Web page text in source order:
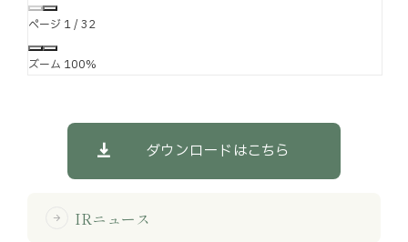
ページ 1/32
ズーム 100%
ダウンロードはこちら
arrow_forward IRニュース